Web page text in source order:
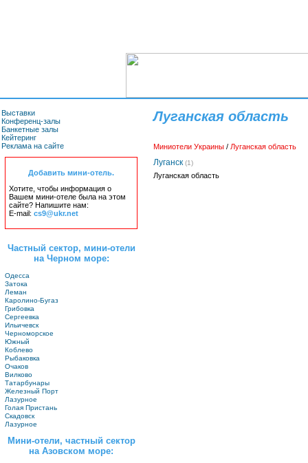
Выставки
Конференц-залы
Банкетные залы
Кейтеринг
Реклама на сайте
Добавить мини-отель.
Хотите, чтобы информация о
Вашем мини-отеле была на этом
сайте? Напишите нам:
E-mail: cs9@ukr.net
Частный сектор, мини-отели
на Черном море:
Одесса
Затока
Леман
Каролино-Бугаз
Грибовка
Сергеевка
Ильичевск
Черноморское
Южный
Коблево
Рыбаковка
Очаков
Вилково
Татарбунары
Железный Порт
Лазурное
Голая Пристань
Скадовск
Лазурное
Мини-отели, частный сектор
на Азовском море:
Луганская область
Миниотели Украины / Луганская область
Луганск (1)
Луганская область